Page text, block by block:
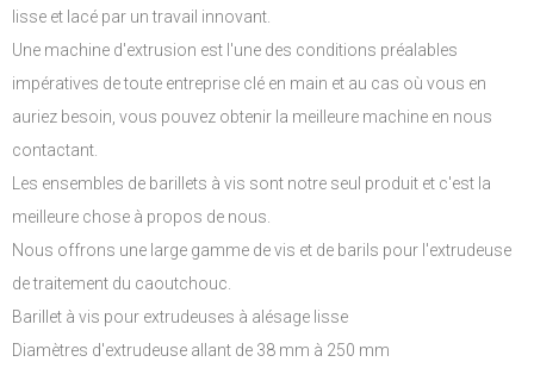
lisse et lacé par un travail innovant.
Une machine d'extrusion est l'une des conditions préalables
impératives de toute entreprise clé en main et au cas où vous en
auriez besoin, vous pouvez obtenir la meilleure machine en nous
contactant.
Les ensembles de barillets à vis sont notre seul produit et c'est la
meilleure chose à propos de nous.
Nous offrons une large gamme de vis et de barils pour l'extrudeuse
de traitement du caoutchouc.
Barillet à vis pour extrudeuses à alésage lisse
Diamètres d'extrudeuse allant de 38 mm à 250 mm